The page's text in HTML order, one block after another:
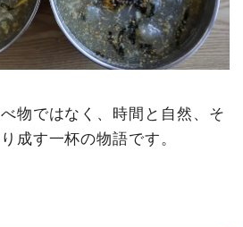
物ではなく、時間と自然、そ
成す一杯の物語です。